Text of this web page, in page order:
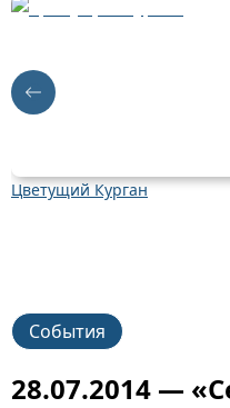
Цветущий Курган
События
28.07.2014 —